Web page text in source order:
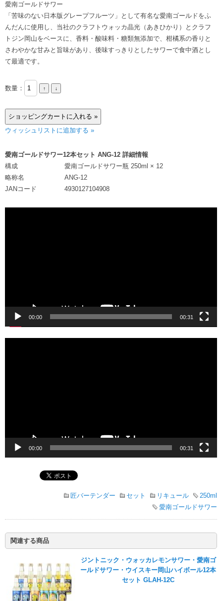
愛南ゴールドサワー
「苦味のない日本版グレープフルーツ」として有名な愛南ゴールドをふ
んだんに使用し、当社のクラフトウォッカ晶光（あきひかり）とクラフ
トジン岡山をベースに、香料・酸味料・糖類無添加で、柑橘系の香りと
さわやかな甘みと旨味があり、後味すっきりとしたサワーで食中酒とし
て最適です。
数量：
ウィッシュリストに追加する »
愛南ゴールドサワー12本セット ANG-12 詳細情報
構成
愛南ゴールドサワー瓶 250ml × 12
略称名
ANG-12
JANコード
4930127104908
00:00 00:31
00:00 00:31
匠バーテンダー セット リキュール
250ml
愛南ゴールドサワー
関連する商品
ジントニック・ウォッカレモンサワー・愛南ゴ
ールドサワー・ウイスキー岡山ハイボール12本
セット GLAH-12C